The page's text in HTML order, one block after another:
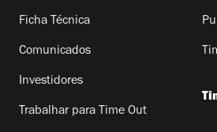
Ficha Técnica
Comunicados
Investidores
Trabalhar para Time Out